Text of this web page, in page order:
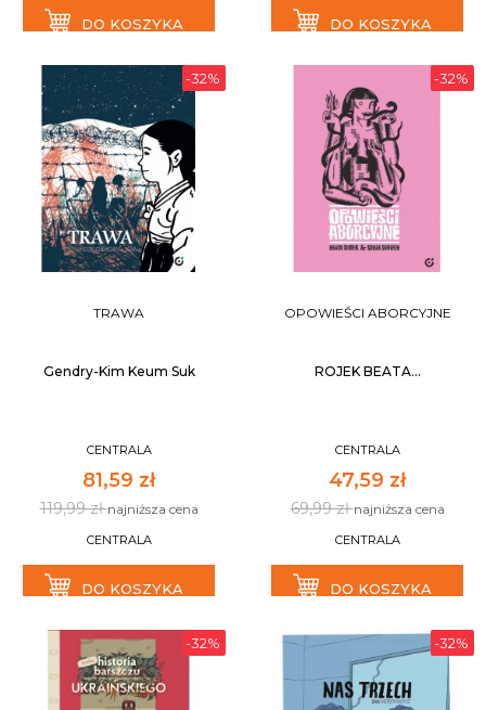
DO KOSZYKA DO KOSZYKA
-32%
TRAWA
Gendry-Kim Keum Suk
CENTRALA
81,59 zł
119,99 złnajniższa cena
CENTRALA
DO KOSZYKA
-32%
OPOWIEŚCI ABORCYJNE
ROJEK BEATA...
CENTRALA
47,59 zł
69,99 złnajniższa cena
CENTRALA
DO KOSZYKA
-32% -32%